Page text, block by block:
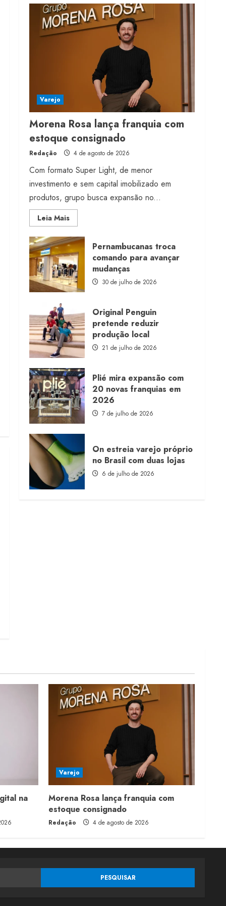
Varejo
Morena Rosa lança franquia com
estoque consignado
Redação 4 de agosto de 2026
Com formato Super Light, de menor
investimento e sem capital imobilizado em
produtos, grupo busca expansão no...
Leia MaisRead
more
Morena
Rosa
lança
franquia
com
estoque
consignado
Pernambucanas troca
comando para avançar
mudanças
30 de julho de 2026
Original Penguin
pretende reduzir
produção local
21 de julho de 2026
Plié mira expansão com
20 novas franquias em
2026
7 de julho de 2026
On estreia varejo próprio
no Brasil com duas lojas
6 de julho de 2026
na
Varejo
Morena Rosa lança franquia com
estoque consignado
Redação 4 de agosto de 2026